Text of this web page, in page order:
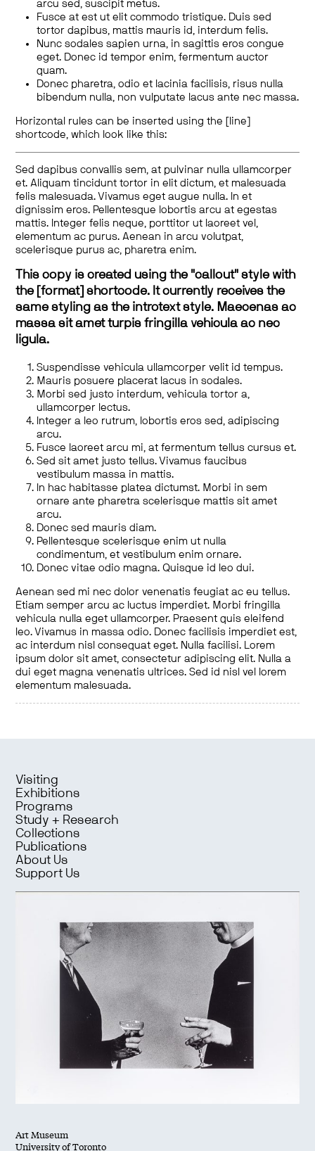
arcu sed, suscipit metus.
Fusce at est ut elit commodo tristique. Duis sed
tortor dapibus, mattis mauris id, interdum felis.
Nunc sodales sapien urna, in sagittis eros congue
eget. Donec id tempor enim, fermentum auctor
quam.
Donec pharetra, odio et lacinia facilisis, risus nulla
bibendum nulla, non vulputate lacus ante nec massa.
Horizontal rules can be inserted using the [line]
shortcode, which look like this:
Sed dapibus convallis sem, at pulvinar nulla ullamcorper
et. Aliquam tincidunt tortor in elit dictum, et malesuada
felis malesuada. Vivamus eget augue nulla. In et
dignissim eros. Pellentesque lobortis arcu at egestas
mattis. Integer felis neque, porttitor ut laoreet vel,
elementum ac purus. Aenean in arcu volutpat,
scelerisque purus ac, pharetra enim.
This copy is created using the "callout" style with
the [format] shortcode. It currently receives the
same styling as the introtext style. Maecenas ac
massa sit amet turpis fringilla vehicula ac nec
ligula.
Suspendisse vehicula ullamcorper velit id tempus.
Mauris posuere placerat lacus in sodales.
Morbi sed justo interdum, vehicula tortor a,
ullamcorper lectus.
Integer a leo rutrum, lobortis eros sed, adipiscing
arcu.
Fusce laoreet arcu mi, at fermentum tellus cursus et.
Sed sit amet justo tellus. Vivamus faucibus
vestibulum massa in mattis.
In hac habitasse platea dictumst. Morbi in sem
ornare ante pharetra scelerisque mattis sit amet
arcu.
Donec sed mauris diam.
Pellentesque scelerisque enim ut nulla
condimentum, et vestibulum enim ornare.
Donec vitae odio magna. Quisque id leo dui.
Aenean sed mi nec dolor venenatis feugiat ac eu tellus.
Etiam semper arcu ac luctus imperdiet. Morbi fringilla
vehicula nulla eget ullamcorper. Praesent quis eleifend
leo. Vivamus in massa odio. Donec facilisis imperdiet est,
ac interdum nisl consequat eget. Nulla facilisi. Lorem
ipsum dolor sit amet, consectetur adipiscing elit. Nulla a
dui eget magna venenatis ultrices. Sed id nisl vel lorem
elementum malesuada.
Visiting
Exhibitions
Programs
Study + Research
Collections
Publications
About Us
Support Us
Art Museum
University of Toronto